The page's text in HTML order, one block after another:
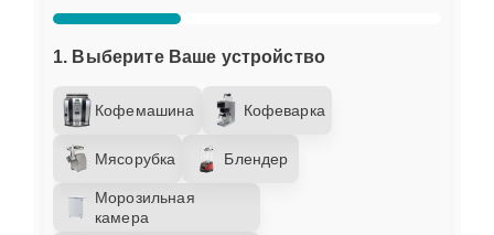
1. Выберите Ваше устройство
Кофемашина Кофеварка
Мясорубка Блендер
Морозильная
камера